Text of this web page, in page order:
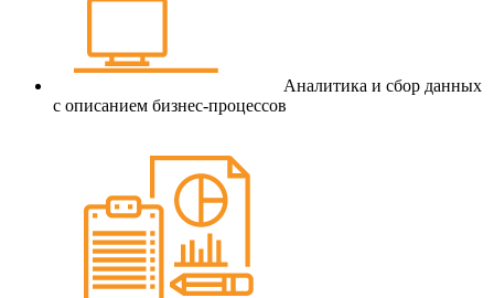
Аналитика и сбор данных
с описанием бизнес-процессов